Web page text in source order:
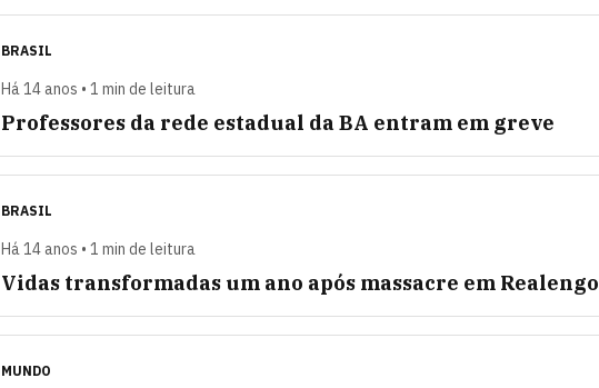
BRASIL
Há 14 anos • 1 min de leitura
Professores da rede estadual da BA entram em greve
BRASIL
Há 14 anos • 1 min de leitura
Vidas transformadas um ano após massacre em Realengo
MUNDO